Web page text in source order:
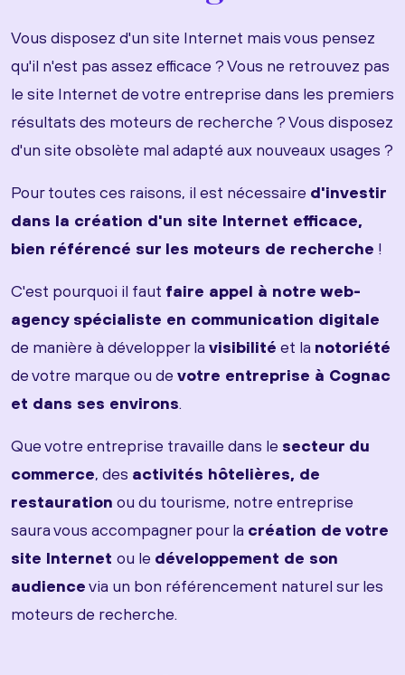
Vous disposez d'un site Internet mais vous pensez
qu'il n'est pas assez efficace ? Vous ne retrouvez pas
le site Internet de votre entreprise dans les premiers
résultats des moteurs de recherche ? Vous disposez
d'un site obsolète mal adapté aux nouveaux usages ?
Pour toutes ces raisons, il est nécessaire d'investir
dans la création d'un site Internet efficace,
bien référencé sur les moteurs de recherche !
C'est pourquoi il faut faire appel à notre web-
agency spécialiste en communication digitale
de manière à développer la visibilité et la notoriété
de votre marque ou de votre entreprise à Cognac
et dans ses environs.
Que votre entreprise travaille dans le secteur du
commerce, des activités hôtelières, de
restauration ou du tourisme, notre entreprise
saura vous accompagner pour la création de votre
site Internet ou le développement de son
audiencevia un bon référencement naturel sur les
moteurs de recherche.